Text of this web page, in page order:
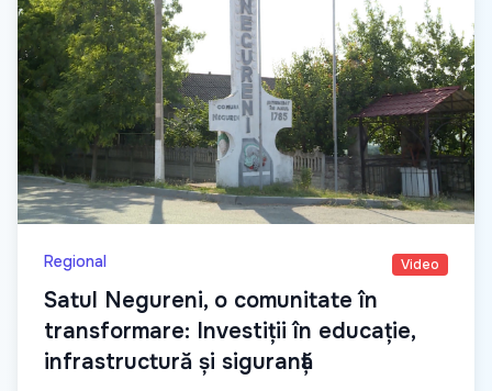
Regional Video
Satul Negureni, o comunitate în
transformare: Investiții în educație,
infrastructură și siguranță